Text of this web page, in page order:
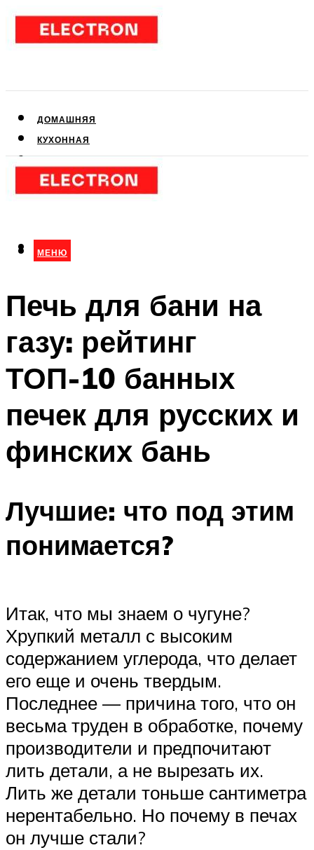
ДОМАШНЯЯ
КУХОННАЯ
КЛИМАТИЧЕСКАЯ
МЕНЮ
МЕНЮ
Печь для бани на
газу: рейтинг
ТОП-10 банных
печек для русских и
финских бань
Лучшие: что под этим
понимается?
Итак, что мы знаем о чугуне?
Хрупкий металл с высоким
содержанием углерода, что делает
его еще и очень твердым.
Последнее — причина того, что он
весьма труден в обработке, почему
производители и предпочитают
лить детали, а не вырезать их.
Лить же детали тоньше сантиметра
нерентабельно. Но почему в печах
он лучше стали?